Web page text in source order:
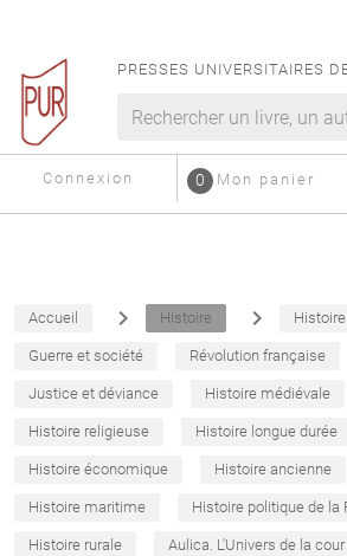
PRESSES UNIVERSITAIRES
Connexion Mon panier
0
Accueil navigate_next Histoire navigate_next
Guerre et société Révolution française
Justice et déviance Histoire médiévale
Histoire religieuse Histoire longue durée
Histoire économique Histoire ancienne
Histoire maritime Histoire politique de la
Histoire rurale Aulica. L'Univers de la cour